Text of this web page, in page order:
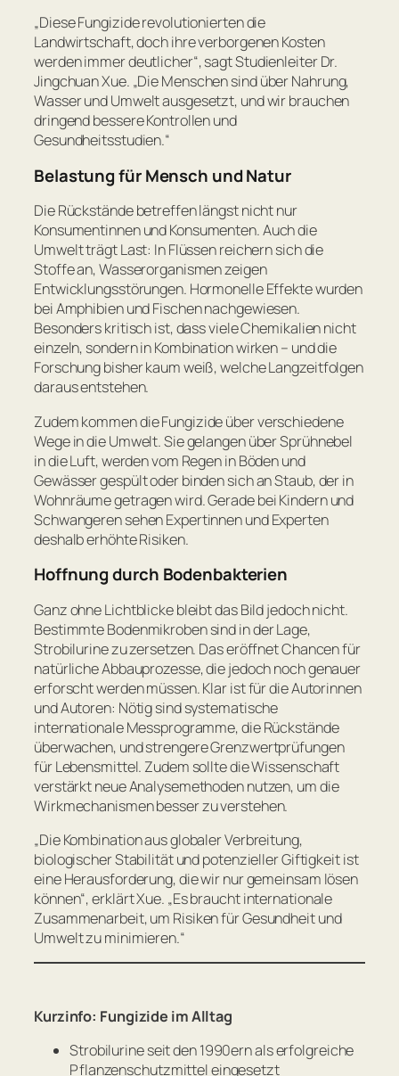
„Diese Fungizide revolutionierten die
Landwirtschaft, doch ihre verborgenen Kosten
werden immer deutlicher“, sagt Studienleiter Dr.
Jingchuan Xue. „Die Menschen sind über Nahrung,
Wasser und Umwelt ausgesetzt, und wir brauchen
dringend bessere Kontrollen und
Gesundheitsstudien.“
Belastung für Mensch und Natur
Die Rückstände betreffen längst nicht nur
Konsumentinnen und Konsumenten. Auch die
Umwelt trägt Last: In Flüssen reichern sich die
Stoffe an, Wasserorganismen zeigen
Entwicklungsstörungen. Hormonelle Effekte wurden
bei Amphibien und Fischen nachgewiesen.
Besonders kritisch ist, dass viele Chemikalien nicht
einzeln, sondern in Kombination wirken – und die
Forschung bisher kaum weiß, welche Langzeitfolgen
daraus entstehen.
Zudem kommen die Fungizide über verschiedene
Wege in die Umwelt. Sie gelangen über Sprühnebel
in die Luft, werden vom Regen in Böden und
Gewässer gespült oder binden sich an Staub, der in
Wohnräume getragen wird. Gerade bei Kindern und
Schwangeren sehen Expertinnen und Experten
deshalb erhöhte Risiken.
Hoffnung durch Bodenbakterien
Ganz ohne Lichtblicke bleibt das Bild jedoch nicht.
Bestimmte Bodenmikroben sind in der Lage,
Strobilurine zu zersetzen. Das eröffnet Chancen für
natürliche Abbauprozesse, die jedoch noch genauer
erforscht werden müssen. Klar ist für die Autorinnen
und Autoren: Nötig sind systematische
internationale Messprogramme, die Rückstände
überwachen, und strengere Grenzwertprüfungen
für Lebensmittel. Zudem sollte die Wissenschaft
verstärkt neue Analysemethoden nutzen, um die
Wirkmechanismen besser zu verstehen.
„Die Kombination aus globaler Verbreitung,
biologischer Stabilität und potenzieller Giftigkeit ist
eine Herausforderung, die wir nur gemeinsam lösen
können“, erklärt Xue. „Es braucht internationale
Zusammenarbeit, um Risiken für Gesundheit und
Umwelt zu minimieren.“
Kurzinfo: Fungizide im Alltag
Strobilurine seit den 1990ern als erfolgreiche
Pflanzenschutzmittel eingesetzt